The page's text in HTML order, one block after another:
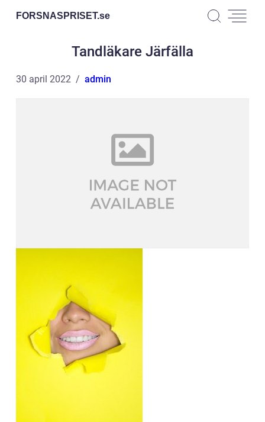
FORSNASPRISET.se
Tandläkare Järfälla
30 april 2022 admin